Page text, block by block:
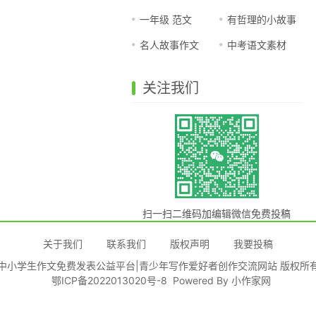
一年级 范文 有哲理的小故事
名人故事作文 中考语文素材
关注我们
扫一扫二维码加编辑微信免费投稿
关于我们 联系我们 版权声明
我要投稿
小学生作文免费发表公益平台|青少年写作爱好者创作交流网站 版权所
鄂ICP备2022013020号-8 Powered By 小作家网